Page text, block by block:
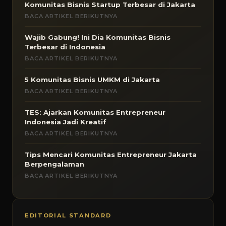
Komunitas Bisnis Startup Terbesar di Jakarta
BACA ARTIKEL BERIKUTNYA
Wajib Gabung! Ini Dia Komunitas Bisnis
Terbesar di Indonesia
BACA ARTIKEL BERIKUTNYA
5 Komunitas Bisnis UMKM di Jakarta
BACA ARTIKEL BERIKUTNYA
TES: Ajarkan Komunitas Entrepreneur
Indonesia Jadi Kreatif
BACA ARTIKEL BERIKUTNYA
Tips Mencari Komunitas Entrepreneur Jakarta
Berpengalaman
BACA ARTIKEL BERIKUTNYA
EDITORIAL STANDARD